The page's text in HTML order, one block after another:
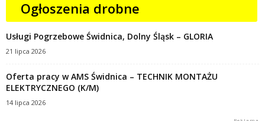
Ogłoszenia drobne
Usługi Pogrzebowe Świdnica, Dolny Śląsk – GLORIA
21 lipca 2026
Oferta pracy w AMS Świdnica – TECHNIK MONTAŻU
ELEKTRYCZNEGO (K/M)
14 lipca 2026